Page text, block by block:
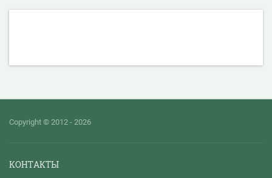
Copyright © 2012 - 2026
КОНТАКТЫ